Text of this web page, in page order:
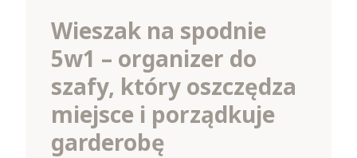
Wieszak na spodnie
5w1 – organizer do
szafy, który oszczędza
miejsce i porządkuje
garderobę